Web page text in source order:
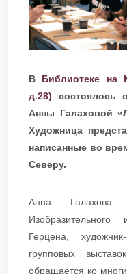
В Библиотеке на
д.28) состоялось
Анны Галаховой
Художница
написанные во
Северу.
Анна Галахова
Герцена,
групповых
обращается ко